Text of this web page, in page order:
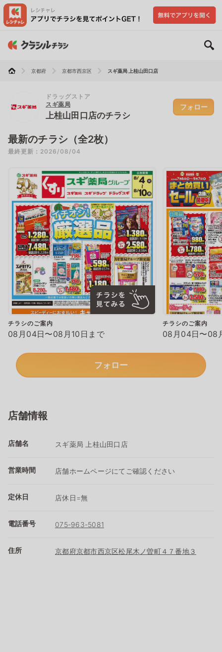
京都府 京都市西京区 スギ薬局 上桂山田口店
ドラッグストア
スギ薬局
上桂山田口店のチラシ
フォロー
最新のチラシ（全2枚）
最終更新：2026/08/04
チラシのご案内
08月04日〜08月10日まで
チラシのご案内
08月04日〜08
フォロー
店舗情報
店舗名 スギ薬局 上桂山田口店
営業時間 店舗ホームページにてご確認ください
定休日 店休日=無
電話番号 075-963-5081
住所 京都府京都市西京区松尾木ノ曽町４７番地３